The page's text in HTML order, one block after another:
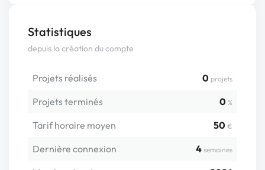
Statistiques
depuis la création du compte
Projets réalisés 0 projets
Projets terminés 0 %
Tarif horaire moyen 50 €
Dernière connexion 4 semaines